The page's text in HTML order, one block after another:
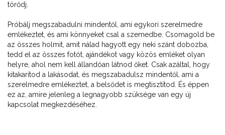
törődj.
Próbálj megszabadulni mindentől, ami egykori szerelmedre
emlékeztet, és ami könnyeket csal a szemedbe. Csomagold be
az összes holmit, amit nálad hagyott egy neki szánt dobozba,
tedd el az összes fotót, ajándékot vagy közös emléket olyan
helyre, ahol nem kell állandóan látnod őket. Csak azáltal, hogy
kitakarítod a lakásodat, és megszabadulsz mindentől, ami a
szerelmedre emlékeztet, a belsődet is megtisztítod. És éppen
ez az, amire jelenleg a legnagyobb szüksége van egy új
kapcsolat megkezdéséhez.